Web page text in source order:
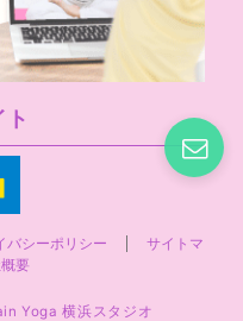
バシーポリシー
サイトマ
要
Yoga 横浜スタジオ